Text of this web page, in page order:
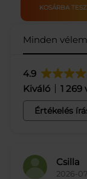
1:4
KOSÁRBA
Minden
4.9
Kiváló
1 269
Értékelés
Csilla
2026-